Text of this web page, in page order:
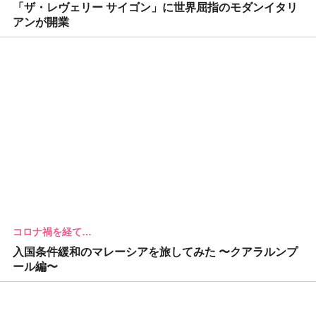
「ザ・レヴェリー サイゴン」に世界屈指のモダンイタリ
アンが開業
コロナ禍を経て…
入国条件緩和のマレーシアを旅してみた 〜クアラルンプ
ール編〜